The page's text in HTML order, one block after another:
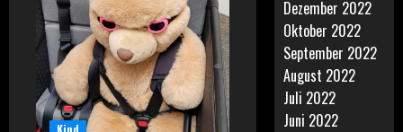
Kind
Dezember 2022
Oktober 2022
September 2022
August 2022
Juli 2022
Juni 2022